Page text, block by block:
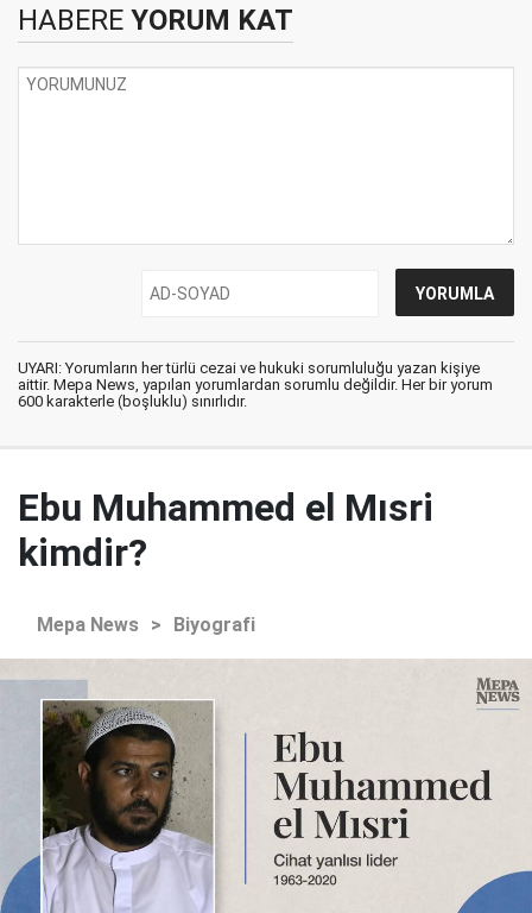
HABERE YORUM KAT
UYARI: Yorumların her türlü cezai ve hukuki sorumluluğu yazan kişiye
aittir. Mepa News, yapılan yorumlardan sorumlu değildir. Her bir yorum
600 karakterle (boşluklu) sınırlıdır.
Ebu Muhammed el Mısri
kimdir?
Mepa News > Biyografi